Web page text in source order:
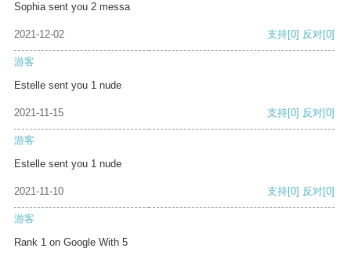
Sophia sent you 2 messa
2021-12-02 支持[0] 反对[0]
游客
Estelle sent you 1 nude
2021-11-15 支持[0] 反对[0]
游客
Estelle sent you 1 nude
2021-11-10 支持[0] 反对[0]
游客
Rank 1 on Google With 5